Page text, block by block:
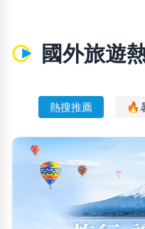
國外旅遊
🔥
熱搜推薦